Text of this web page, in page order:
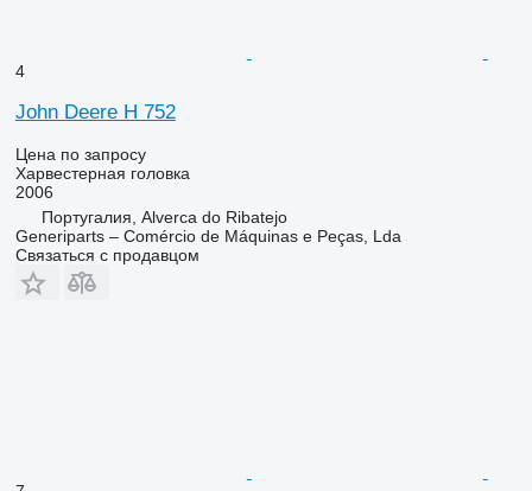
4
John Deere H 752
Цена по запросу
Харвестерная головка
2006
Португалия, Alverca do Ribatejo
Generiparts – Comércio de Máquinas e Peças, Lda
Связаться с продавцом